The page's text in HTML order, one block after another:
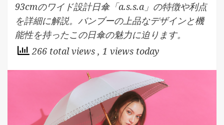
93cmのワイド設計日傘「a.s.s.a」の特徴や利点
を詳細に解説。バンブーの上品なデザインと機
能性を持ったこの日傘の魅力に迫ります。
266 total views , 1 views today